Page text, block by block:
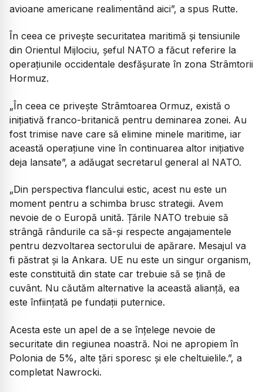
avioane americane realimentând aici”, a spus Rutte.
În ceea ce privește securitatea maritimă și tensiunile
din Orientul Mijlociu, șeful NATO a făcut referire la
operațiunile occidentale desfășurate în zona Strâmtorii
Hormuz.
„În ceea ce privește Strâmtoarea Ormuz, există o
inițiativă franco-britanică pentru deminarea zonei. Au
fost trimise nave care să elimine minele maritime, iar
această operațiune vine în continuarea altor inițiative
deja lansate”, a adăugat secretarul general al NATO.
„Din perspectiva flancului estic, acest nu este un
moment pentru a schimba brusc strategii. Avem
nevoie de o Europă unită. Țările NATO trebuie să
strângă rândurile ca să-și respecte angajamentele
pentru dezvoltarea sectorului de apărare. Mesajul va
fi păstrat și la Ankara. UE nu este un singur organism,
este constituită din state car trebuie să se țină de
cuvânt. Nu căutăm alternative la această alianță, ea
este înființată pe fundații puternice.
Acesta este un apel de a se înțelege nevoie de
securitate din regiunea noastră. Noi ne apropiem în
Polonia de 5%, alte țări sporesc și ele cheltuielile.”, a
completat Nawrocki.